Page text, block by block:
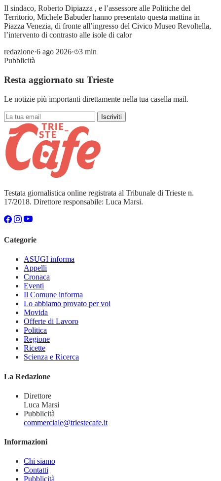
Il sindaco, Roberto Dipiazza , e l’assessore alle Politiche del
Territorio, Michele Babuder hanno presentato questa mattina in
Piazza Venezia, di fronte all’ingresso del Civico Museo Revoltella,
l’intervento di contrasto alle isole di calor
redazione·6 ago 2026·
3 min
Pubblicità
Resta aggiornato su Trieste
Le notizie più importanti direttamente nella tua casella mail.
Iscriviti
Testata giornalistica online registrata al Tribunale di Trieste n.
17/2018. Direttore responsabile: Luca Marsi.
Categorie
ASUGI informa
Appelli
Cronaca
Eventi
Il Comune informa
Lo abbiamo provato per voi
Movida
Offerte di Lavoro
Politica
Regione
Ricette
Scienza e Ricerca
La Redazione
Direttore
Luca Marsi
Pubblicità
commerciale@triestecafe.it
Informazioni
Chi siamo
Contatti
Pubblicità